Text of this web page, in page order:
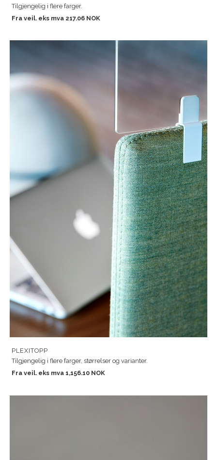
Tilgjengelig i flere farger.
Fra veil. eks mva 217.06 NOK
PLEXITOPP
Tilgjengelig i flere farger, størrelser og varianter.
Fra veil. eks mva 1,156.10 NOK